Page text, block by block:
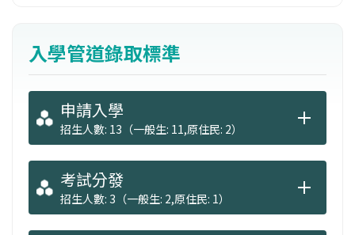
亦開設數位媒体學程廣播電視學群，培養學生
多元專長。
入學管道錄取標準
申請入學
招生人數: 13（一般生: 11,原住民: 2）
考試分發
招生人數: 3（一般生: 2,原住民: 1）